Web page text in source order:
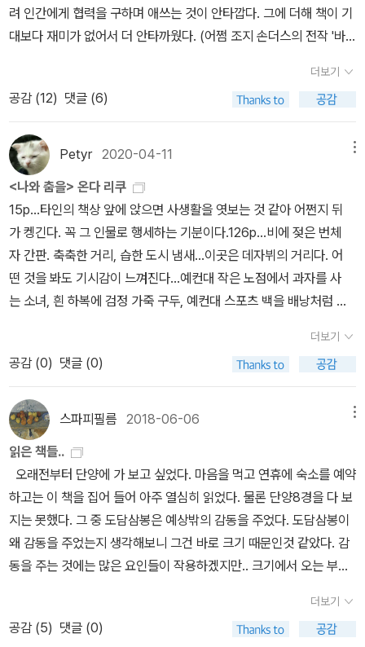
도 이야기의 뼈대를 만들어 놓았다가, 몇년 후에라도 자신이 완결했
던 단편을 더 살리고 싶으면, 더 좋은 작품을 장편으로 만들어 낼 줄
아는 작가구나 싶었다. 삼월은 붉은 구렁을,의 한 단편에서 흑과 다의
환상이 확장되었고, 나와 춤을, 의 단편들을 다시 읽었을 때는단편들
지어 독자인 내가 이 이야기를 내가 좀 더 확장시켜 볼까하는, 독자의
상상력을 자극하는 구조여서 새롭게 읽을 수 있었다. 물론 워낙 다작
인 작가라 작품의 편차가 안 날 수는 없다. 몇 몇의장편은 실망스럽기
도 하였지만, 작년에 내가 다시 읽은 온다 리쿠의 작품들은 십년이 지
난 지금 다시 읽어도 흔잡을 데가 없다. 이래서 좋은 작품은 수십년이
흘러도 살아 남을 수 있는, 영생을 획득한 작품이 될 수 있는 것인지도
모르겠다.
려 인간에게 협력을 구하며 애쓰는 것이 안타깝다. 그에 더해 책이 기
대보다 재미가 없어서 더 안타까웠다. (어쩜 조지 손더스의 전작 '바
더 나아가 동물의 글을 '그대로' 전하는 소설은 이미 만난 적이 있다.
(소세키의 고양이는 글을 쓰지는 않았고 이야기만 전했지, 아마?) 직
접 타자를 쓰느라, 혹은 글자를 쓰느라 (해부학적 어려움을 안고) 고
생하는 개를 두 마리 안다. 온다 리쿠의 '충고'의 개는 주인에게 닥친
위험을 경고하고 장자자/메시의 개 리트리버는 타자기를 사용해서 오
랜 시간 주인과의 인연, 인간의 생활사를 관찰하고 있다. 자연의 친근
하고 순수한 시선으로 인간의 파괴적 행동을 묘사하고 자신의 의견을
전달하는 여우8의 편지는 의미가 크다. 하지만 -해요, 투의 어느 정도
귀엽고 (하지만 애써 안 귀여우려 쿨하게 군다) 망가진 철자로 수십
쪽의 이야기를 따라가기는 지치는 일이다. 나 역시 멍청한 인간이기
때문인지도 모른다. (혹시나 저 '안녕하세요 저는 소설가의 개이고'에
관심이 생기는 분들께, 재미 없어요. 읽지 말아요. 저도 이 책 추천한
친구랑 싸웠어요.) 그나저나 동물 목소리 (여우8 보다 덜 똘똘한) -새
남는다. 이게 다 인간 편의주의고 인간 중심이고 인간 나쁘고 못됐고.
압니다.
더보기
공감 (12) 댓글 (6)
Petyr2020-04-11
<나와 춤을> 온다 리쿠
15p...타인의 책상 앞에 앉으면 사생활을 엿보는 것 같아 어쩐지 뒤
가 켕긴다. 꼭 그 인물로 행세하는 기분이다.126p...비에 젖은 번체
자 간판. 축축한 거리, 습한 도시 냄새...이곳은 데자뷔의 거리다. 어
떤 것을 봐도 기시감이 느껴진다...예컨대 작은 노점에서 과자를 사
는 소녀, 흰 하복에 검정 가죽 구두, 예컨대 스포츠 백을 배낭처럼 등
서 쌀국수를 먹는 어머니와 아이. 예컨대 건어물 가게 앞에 걸터앉
아 수다 떠는 할머니...하나하나가 어쩌면 내가 살았을지도 모르
는 또 다른 인생처럼 느껴진다.133p...'TAIPEI는 기억의 축적으로 이
루어져 있어. 도시는 어디나 그렇지만, TAIPEI는 여러 이국의 기억까
지 지니고 있지. 난 이곳에서 거리를 걷다 보면 ‘추억‘에 집어삼켜
질 것 같아. ‘추억‘은 개인적인 것일 텐데, 나만의 것일 텐데, 이렇
게 골목을 걷다 보면 TAIPEI의 ‘추억‘이 사방에서 성난 물결처럼 밀
려들어서 거기에 빠져 허우적거릴 것만 같네.'..'예컨대 저기 기대 세워
놓은 자전거. 예컨대 포장길에 나란히 선 일륜차의 번호판 중 하나. 허
물어져가는 붉은 벽돌 건물. 벽을 타고 올라가는 전깃줄과 넝쿨. 폐가
의 초인종과 잠긴 우편함. 잠깐이라도 경계를 늦추면 눈으로, 모공으
로 ‘추억‘이 침입해. 나 자신이 TAIPEI ‘추억‘의 일부가 되고 말아.'28
8p...술과 책의 판매도 호조다. 야간외출금지령 탓에 집에서 술 마시
더보기
공감 (0) 댓글 (0)
스파피필름 2018-06-06
읽은 책들..
오래전부터 단양에 가 보고 싶었다. 마음을 먹고 연휴에 숙소를 예약
하고는 이 책을 집어 들어 아주 열심히 읽었다. 물론 단양8경을 다 보
지는 못했다. 그 중 도담삼봉은 예상밖의 감동을 주었다. 도담삼봉이
왜 감동을 주었는지 생각해보니 그건 바로 크기 때문인것 같았다. 감
동을 주는 것에는 많은 요인들이 작용하겠지만.. 크기에서 오는 부분
감동을 받거나, 도담삼봉을 보고 아주 크지도 작지도 않은 적당한 크
기에 진한 감동을 받거나... 말이다. 아직도 눈에 선하다. 석양에 보았
더보기
공감 (5) 댓글 (0)